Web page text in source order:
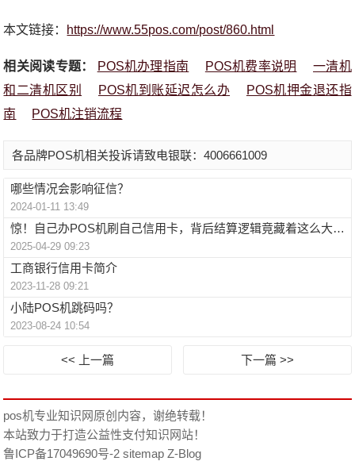
本文链接： https://www.55pos.com/post/860.html
相关阅读专题： POS机办理指南 POS机费率说明
一清机
和二清机区别
POS机到账延迟怎么办
POS机押金退还指
南
POS机注销流程
各品牌POS机相关投诉请致电银联：4006661009
哪些情况会影响征信？
2024-01-11 13:49
惊！自己办POS机刷自己信用卡，背后结算逻辑竟藏着这么大秘密！
2025-04-29 09:23
工商银行信用卡简介
2023-11-28 09:21
小陆POS机跳码吗？
2023-08-24 10:54
<< 上一篇 下一篇 >>
pos机专业知识网原创内容，谢绝转载！
本站致力于打造公益性支付知识网站！
鲁ICP备17049690号-2 sitemap Z-Blog